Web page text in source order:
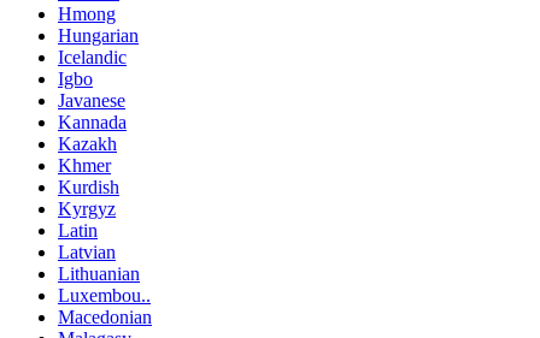
Hmong
Hungarian
Icelandic
Igbo
Javanese
Kannada
Kazakh
Khmer
Kurdish
Kyrgyz
Latin
Latvian
Lithuanian
Luxembou..
Macedonian